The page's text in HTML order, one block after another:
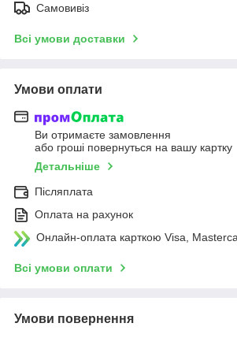
Самовивіз
Всі умови доставки
Умови оплати
Ви отримаєте замовлення
або гроші повернуться на вашу картку
Детальніше
Післяплата
Оплата на рахунок
Онлайн-оплата карткою Visa,
Всі умови оплати
Умови повернення